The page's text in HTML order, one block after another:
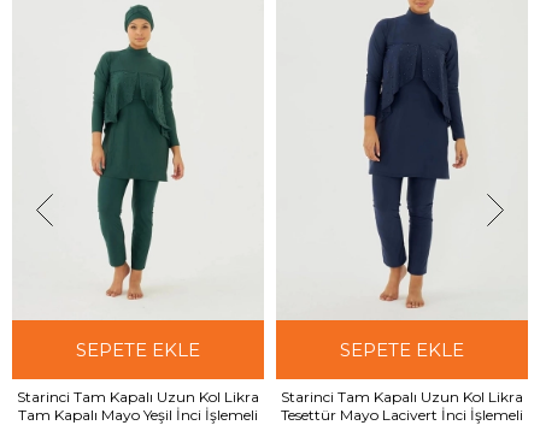
SEPETE EKLE
Starinci Tam Kapalı Uzun Kol Likra
Tam Kapalı Mayo Yeşil İnci İşlemeli
SEPETE EKLE
Starinci Tam Kapalı Uzun Kol Likra
Tesettür Mayo Lacivert İnci İşlemeli